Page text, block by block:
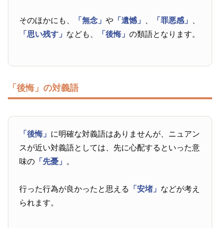
そのほかにも、 「無念」や 「遺憾」 「罪悪感」
「思い残す」 なども、 「後悔」の類語となります。
「後悔」の対義語
「後悔」 に明確な対義語はありませんが、ニュアン
スが近い対義語としては、先に心配するといった意
味の 「先憂」 。
行った行為が良かったと思える 「安堵」 などが考え
られます。